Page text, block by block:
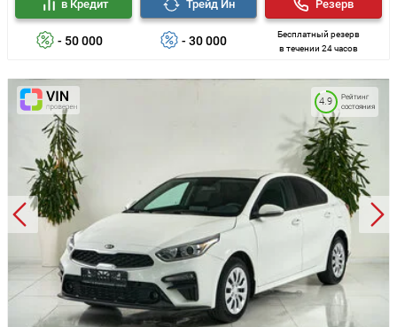
- 50 000
в Кредит
- 30 000
Трейд Ин
Бесплатный резерв
в течении 24 часов
Резерв
Рейтинг
состояния
4.9